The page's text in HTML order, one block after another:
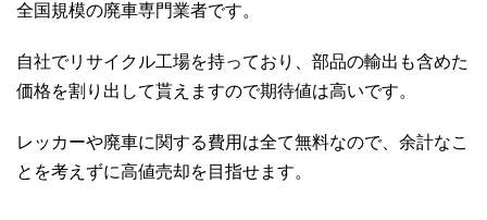
全国規模の廃車専門業者です。
自社でリサイクル工場を持っており、部品の輸出も含めた
価格を割り出して貰えますので期待値は高いです。
レッカーや廃車に関する費用は全て無料なので、余計なこ
とを考えずに高値売却を目指せます。